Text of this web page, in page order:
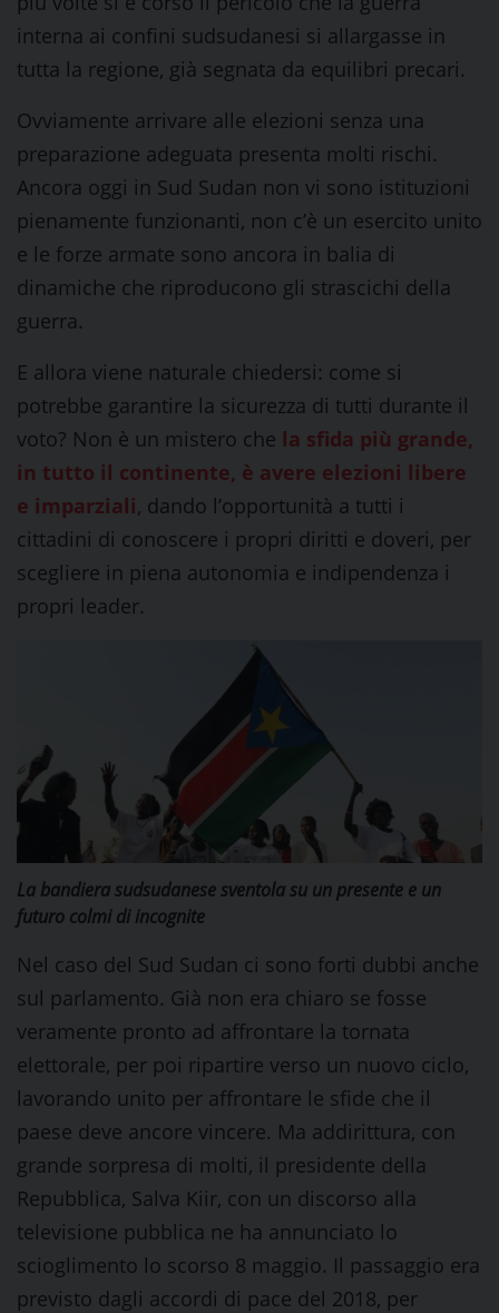
interna ai confini sudsudanesi si allargasse in
tutta la regione, già segnata da equilibri precari.
Ovviamente arrivare alle elezioni senza una
preparazione adeguata presenta molti rischi.
Ancora oggi in Sud Sudan non vi sono istituzioni
pienamente funzionanti, non c’è un esercito unito
e le forze armate sono ancora in balia di
dinamiche che riproducono gli strascichi della
guerra.
E allora viene naturale chiedersi: come si
potrebbe garantire la sicurezza di tutti durante il
voto? Non è un mistero che la sfida più grande,
in tutto il continente, è avere elezioni libere
e imparziali, dando l’opportunità a tutti i
cittadini di conoscere i propri diritti e doveri, per
scegliere in piena autonomia e indipendenza i
propri leader.
La bandiera sudsudanese sventola su un presente e un
futuro colmi di incognite
Nel caso del Sud Sudan ci sono forti dubbi anche
sul parlamento. Già non era chiaro se fosse
veramente pronto ad affrontare la tornata
elettorale, per poi ripartire verso un nuovo ciclo,
lavorando unito per affrontare le sfide che il
paese deve ancore vincere. Ma addirittura, con
grande sorpresa di molti, il presidente della
Repubblica, Salva Kiir, con un discorso alla
televisione pubblica ne ha annunciato lo
scioglimento lo scorso 8 maggio. Il passaggio era
previsto dagli accordi di pace del 2018, per